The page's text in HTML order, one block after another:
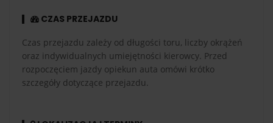
CZAS PRZEJAZDU
Czas przejazdu zależy od długości toru, liczby okrążeń
oraz indywidualnych umiejętności kierowcy. Przed
rozpoczęciem jazdy opiekun auta omówi krótko
szczegóły dotyczące przejazdu.